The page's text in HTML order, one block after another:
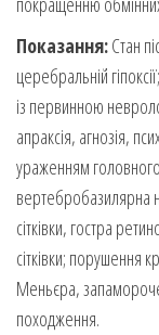
Показання:Стан
церебральній
із первинною
апраксія, агнозія,
ураженням
вертебробазилярна
сітківки, гостра
сітківки; порушення
Меньєра,
походження.